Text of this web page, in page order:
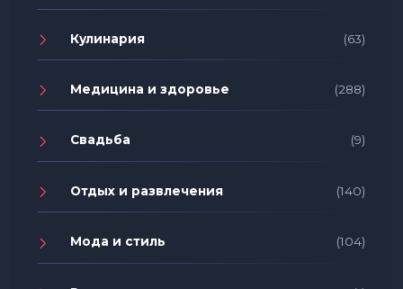
Кулинария (63)
Медицина и здоровье (288)
Свадьба (9)
Отдых и развлечения (140)
Мода и стиль (104)